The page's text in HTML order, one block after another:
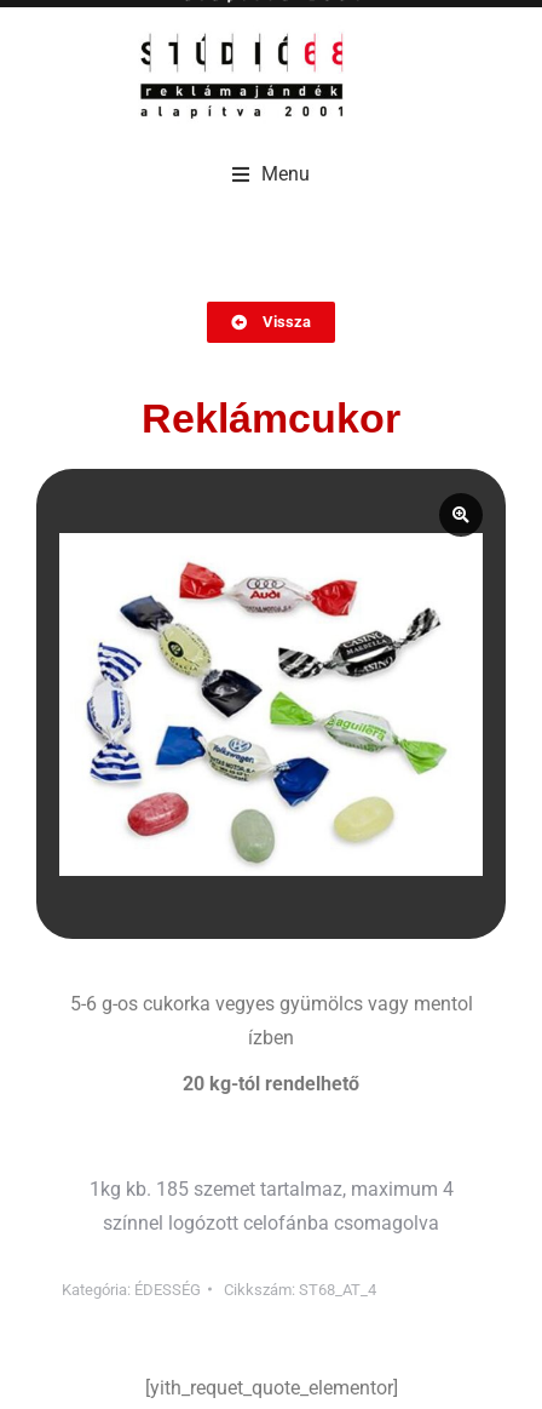
Menu
Menu
Vissza
Reklámcukor
5-6 g-os cukorka vegyes gyümölcs vagy mentol
ízben
20 kg-tól rendelhető
1kg kb. 185 szemet tartalmaz, maximum 4
színnel logózott celofánba csomagolva
Kategória: ÉDESSÉG Cikkszám:ST68_AT_4
[yith_requet_quote_elementor]